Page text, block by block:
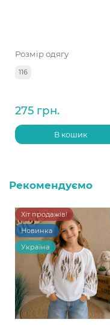
Розмір одягу
116
275 грн.
В кошик
Рекомендуємо
Хіт продажів!
Новинка
Україна